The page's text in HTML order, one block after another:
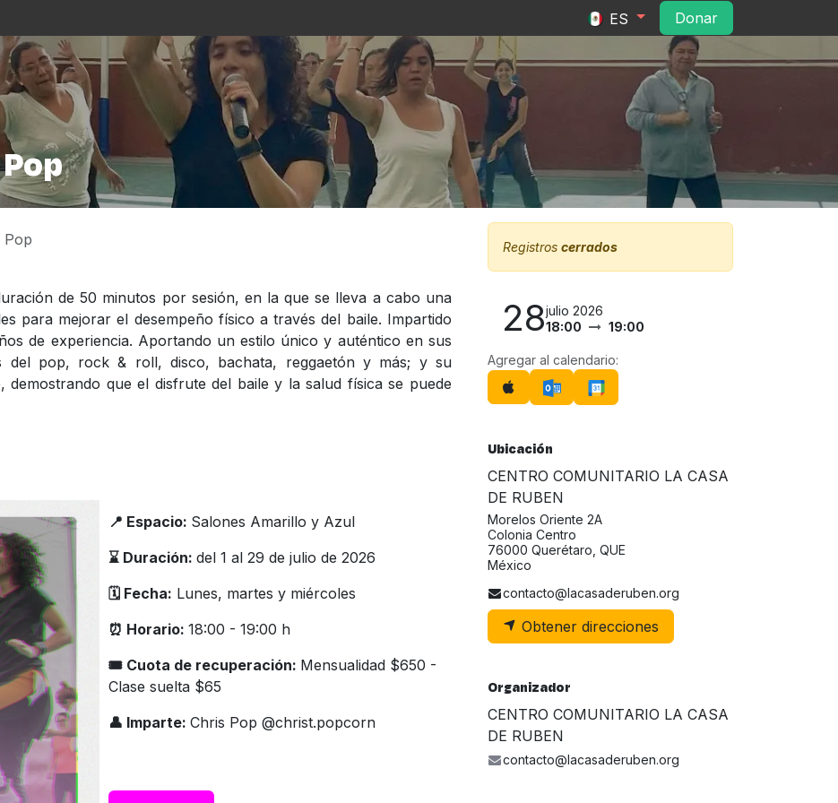
Convocatorias Contacto
ES Do​​na​​r​​
Pop
de 50 minutos por sesión, en la que se lleva a cabo una
para mejorar el desempeño físico a través del baile. Impartido
de experiencia. Aportando un estilo único y auténtico en sus
del pop, rock & roll, disco, bachata, reggaetón y más; y su
que el disfrute del baile y la salud física se puede
📍 Espacio: Salones Amarillo y Azul
⌛️ Duración: del 1 al 29 de julio de 2026
🗓️ Fecha: Lunes, martes y miércoles
⏰ Horario: 18:00 - 19:00 h
🎟 Cuota de recuperación: Mensualidad $650 -
Clase suelta $65
👤 Imparte: Chris Pop @christ.popcorn
Registros cerrados
28julio 2026
18:00
19:00
Agregar al calendario:
Ubicación
CENTRO COMUNITARIO LA CASA
DE RUBEN
Morelos Oriente 2A
Colonia Centro
76000 Querétaro, QUE
México
contacto@lacasaderuben.org
Obtener direcciones
Organizador
CENTRO COMUNITARIO LA CASA
DE RUBEN
contacto@lacasaderuben.org